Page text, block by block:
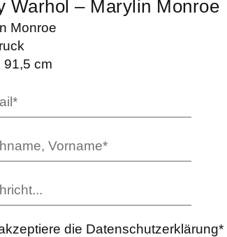
Warhol – Marylin Monroe
Monroe
91,5 cm
die Datenschutzerklärung*